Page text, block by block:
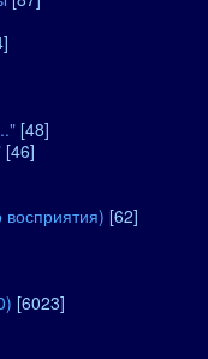
[48]
[46]
[62]
[6023]